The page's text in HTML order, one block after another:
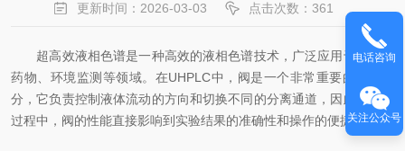
更新时间：2026-03-03 点击次数：361
超高效液相色谱是一种高效的液相色谱技术，广泛应用于化学、
药物、环境监测等领域。在UHPLC中，阀是一个非常重要的组成部
分，它负责控制液体流动的方向和切换不同的分离通道，因此在分析
过程中，阀的性能直接影响到实验结果的准确性和操作的便捷性。
电话咨询
关注公众号